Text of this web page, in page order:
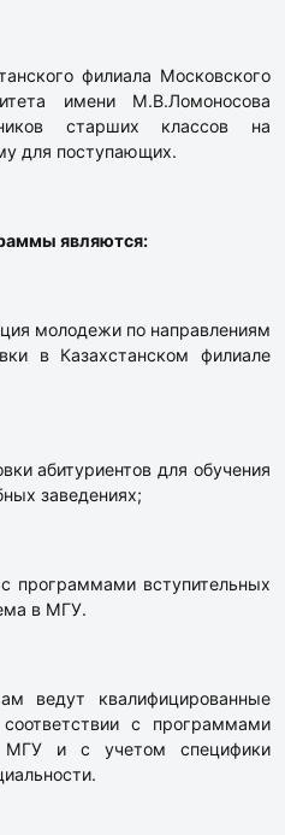
филиала Московского
имени М.В.Ломоносова
старших классов на
для поступающих.
являются:
молодежи по направлениям
в Казахстанском филиале
абитуриентов для обучения
заведениях;
программами вступительных
в МГУ.
ведут квалифицированные
с программами
МГУ и с учетом специфики